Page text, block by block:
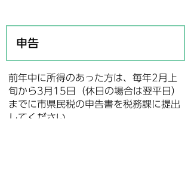
申告
前年中に所得のあった方は、毎年2月上
旬から3月15日（休日の場合は翌平日）
までに市県民税の申告書を税務課に提出
してください。